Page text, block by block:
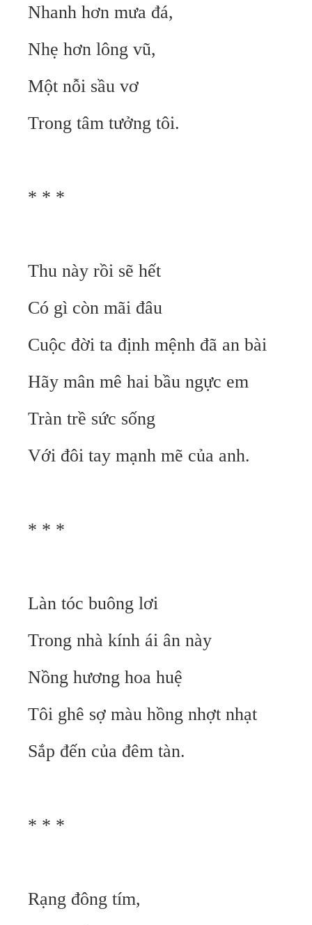
Nhanh hơn mưa đá,
Nhẹ hơn lông vũ,
Một nỗi sầu vơ
Trong tâm tưởng tôi.
* * *
Thu này rồi sẽ hết
Có gì còn mãi đâu
Cuộc đời ta định mệnh đã an bài
Hãy mân mê hai bầu ngực em
Tràn trề sức sống
Với đôi tay mạnh mẽ của anh.
* * *
Làn tóc buông lơi
Trong nhà kính ái ân này
Nồng hương hoa huệ
Tôi ghê sợ màu hồng nhợt nhạt
Sắp đến của đêm tàn.
* * *
Rạng đông tím,